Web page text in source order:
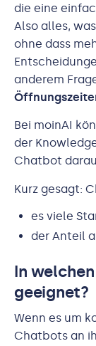
die eine
Also alles,
ohne dass
anderem
Bei moinAI
der
Chatbot
Kurz gesagt:
es viele
der Anteil
In
geeignet?
Wenn es um
Chatbots an